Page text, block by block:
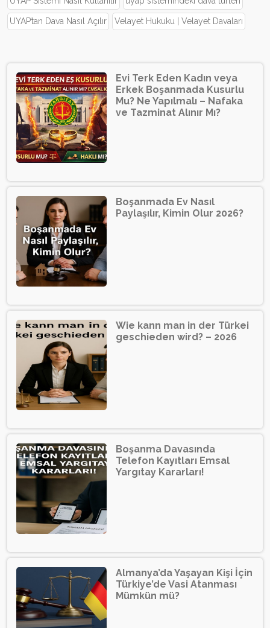
UYAP’tan Dava Nasıl Açılır Velayet Hukuku | Velayet Davaları
Evi Terk Eden Kadın veya
Erkek Boşanmada Kusurlu
Mu? Ne Yapılmalı – Nafaka
ve Tazminat Alınır Mı?
Boşanmada Ev Nasıl
Paylaşılır, Kimin Olur 2026?
Wie kann man in der Türkei
geschieden wird? – 2026
Boşanma Davasında
Telefon Kayıtları Emsal
Yargıtay Kararları!
Almanya’da Yaşayan Kişi İçin
Türkiye’de Vasi Atanması
Mümkün mü?